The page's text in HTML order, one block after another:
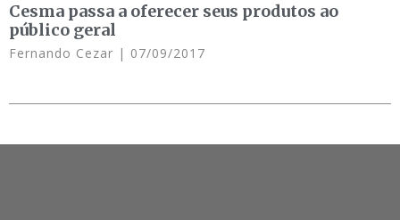
Cesma passa a oferecer seus produtos ao
público geral
Fernando Cezar 07/09/2017